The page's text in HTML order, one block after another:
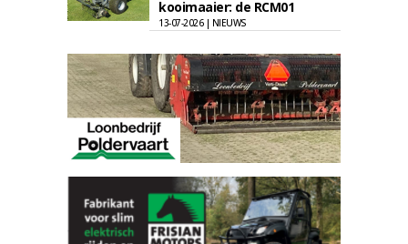
kooimaaier: de RCM01
13-07-2026 | NIEUWS